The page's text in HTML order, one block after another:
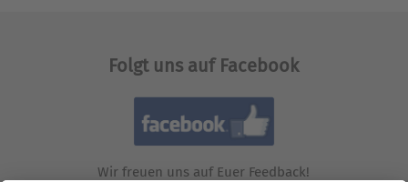
Folgt uns auf Facebook
Wir freuen uns auf Euer Feedback!